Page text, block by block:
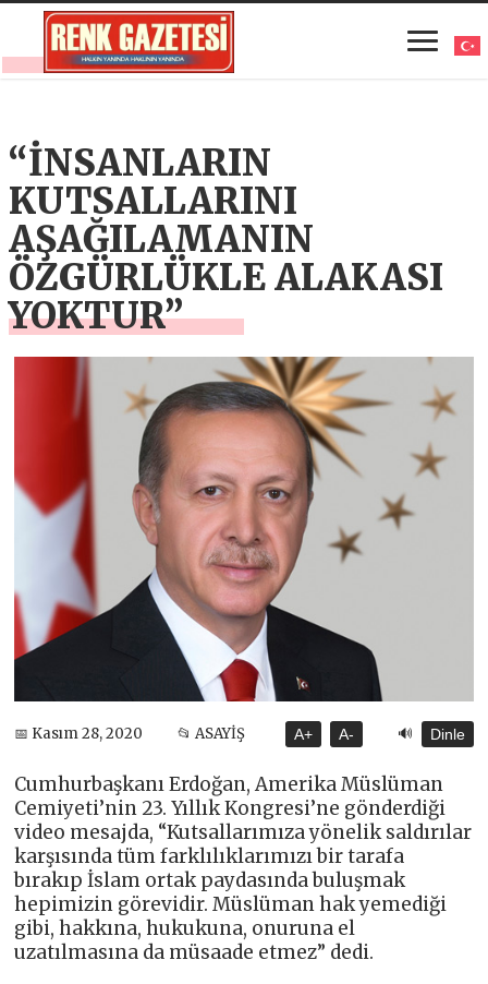
“İNSANLARIN
KUTSALLARINI
AŞAĞILAMANIN
ÖZGÜRLÜKLE ALAKASI
YOKTUR”
📅 Kasım 28, 2020 📂 ASAYİŞ A+ A- 🔊 Dinle
Cumhurbaşkanı Erdoğan, Amerika Müslüman
Cemiyeti’nin 23. Yıllık Kongresi’ne gönderdiği
video mesajda, “Kutsallarımıza yönelik saldırılar
karşısında tüm farklılıklarımızı bir tarafa
bırakıp İslam ortak paydasında buluşmak
hepimizin görevidir. Müslüman hak yemediği
gibi, hakkına, hukukuna, onuruna el
uzatılmasına da müsaade etmez” dedi.